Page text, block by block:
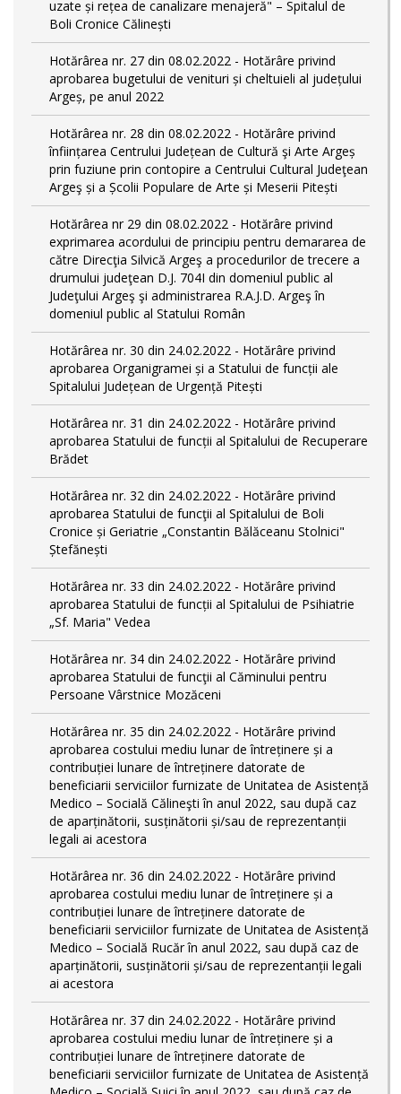
uzate și rețea de canalizare menajeră" – Spitalul de
Boli Cronice Călinești
Hotărârea nr. 27 din 08.02.2022 - Hotărâre privind
aprobarea bugetului de venituri și cheltuieli al județului
Argeș, pe anul 2022
Hotărârea nr. 28 din 08.02.2022 - Hotărâre privind
înființarea Centrului Județean de Cultură şi Arte Argeș
prin fuziune prin contopire a Centrului Cultural Judeţean
Argeş și a Școlii Populare de Arte și Meserii Pitești
Hotărârea nr 29 din 08.02.2022 - Hotărâre privind
exprimarea acordului de principiu pentru demararea de
către Direcţia Silvică Argeş a procedurilor de trecere a
drumului judeţean D.J. 704I din domeniul public al
Judeţului Argeş şi administrarea R.A.J.D. Argeş în
domeniul public al Statului Român
Hotărârea nr. 30 din 24.02.2022 - Hotărâre privind
aprobarea Organigramei și a Statului de funcții ale
Spitalului Județean de Urgență Pitești
Hotărârea nr. 31 din 24.02.2022 - Hotărâre privind
aprobarea Statului de funcții al Spitalului de Recuperare
Brădet
Hotărârea nr. 32 din 24.02.2022 - Hotărâre privind
aprobarea Statului de funcţii al Spitalului de Boli
Cronice și Geriatrie „Constantin Bălăceanu Stolnici"
Ștefănești
Hotărârea nr. 33 din 24.02.2022 - Hotărâre privind
aprobarea Statului de funcții al Spitalului de Psihiatrie
„Sf. Maria" Vedea
Hotărârea nr. 34 din 24.02.2022 - Hotărâre privind
aprobarea Statului de funcţii al Căminului pentru
Persoane Vârstnice Mozăceni
Hotărârea nr. 35 din 24.02.2022 - Hotărâre privind
aprobarea costului mediu lunar de întreținere și a
contribuției lunare de întreținere datorate de
beneficiarii serviciilor furnizate de Unitatea de Asistență
Medico – Socială Călineşti în anul 2022, sau după caz
de aparținătorii, susținătorii și/sau de reprezentanții
legali ai acestora
Hotărârea nr. 36 din 24.02.2022 - Hotărâre privind
aprobarea costului mediu lunar de întreținere și a
contribuției lunare de întreținere datorate de
beneficiarii serviciilor furnizate de Unitatea de Asistență
Medico – Socială Rucăr în anul 2022, sau după caz de
aparținătorii, susținătorii și/sau de reprezentanții legali
ai acestora
Hotărârea nr. 37 din 24.02.2022 - Hotărâre privind
aprobarea costului mediu lunar de întreținere și a
contribuției lunare de întreținere datorate de
beneficiarii serviciilor furnizate de Unitatea de Asistență